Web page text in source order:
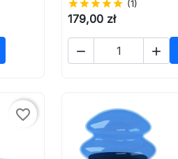
au panier
starstarstarstarstar (1)
179,00 zł
 
favorite_border